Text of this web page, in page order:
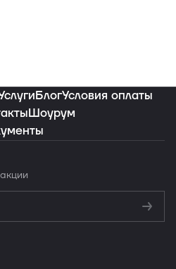
БлогУсловия оплаты
Шоурум
Обработку